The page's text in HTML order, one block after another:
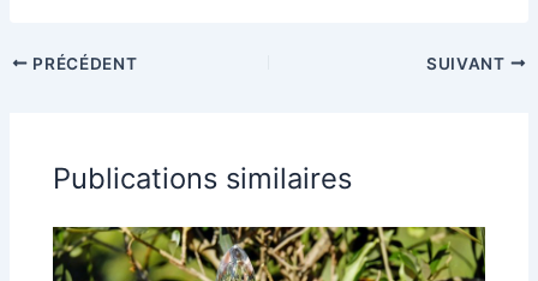
cuisine
PRÉCÉDENT SUIVANT
Publications similaires